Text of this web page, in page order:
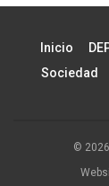
Inicio
Sociedad
© 2026